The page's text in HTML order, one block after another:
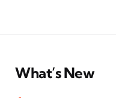
What’s New